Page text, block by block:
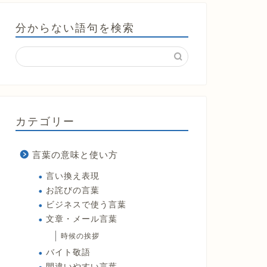
分からない語句を検索
カテゴリー
言葉の意味と使い方
言い換え表現
お詫びの言葉
ビジネスで使う言葉
文章・メール言葉
時候の挨拶
バイト敬語